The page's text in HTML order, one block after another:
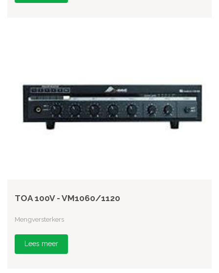
TOA 100V - VM1060/1120
Mengversterkers
Lees meer